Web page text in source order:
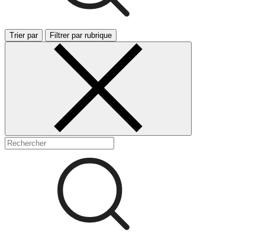
Trier par Filtrer par rubrique